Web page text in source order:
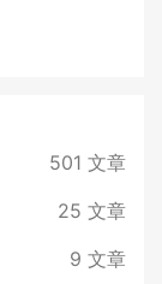
501 文章
25 文章
9 文章